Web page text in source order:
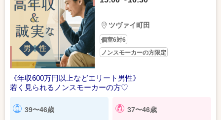
ツヴァイ町田
個室6対6
ノンスモーカーの方限定
《年収600万円以上などエリート男性》
若く見られるノンスモーカーの方♡
39〜46歳 37〜46歳